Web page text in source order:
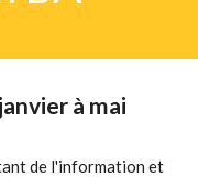
à mai
de l'information et